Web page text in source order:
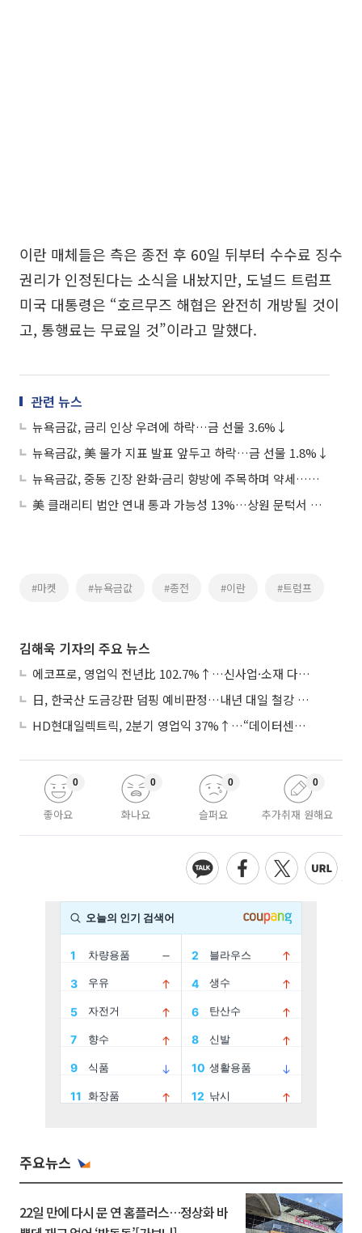
이란 매체들은 측은 종전 후 60일 뒤부터 수수료 징수
권리가 인정된다는 소식을 내놨지만, 도널드 트럼프
미국 대통령은 “호르무즈 해협은 완전히 개방될 것이
고, 통행료는 무료일 것”이라고 말했다.
관련 뉴스
뉴욕금값, 금리 인상 우려에 하락…금 선물 3.6%↓
뉴욕금값, 美 물가 지표 발표 앞두고 하락…금 선물 1.8%↓
뉴욕금값, 중동 긴장 완화·금리 향방에 주목하며 약세…금 선물 0.04%↓
美 클래리티 법안 연내 통과 가능성 13%…상원 문턱서 제동
#마켓 #뉴욕금값 #종전 #이란 #트럼프
김해욱 기자의 주요 뉴스
에코프로, 영업익 전년比 102.7%↑…신사업·소재 다각화 박차
日, 한국산 도금강판 덤핑 예비판정…내년 대일 철강 수출 ‘빨간불’
HD현대일렉트릭, 2분기 영업익 37%↑…“데이터센터 사업, 새로운 성장 축”
좋아요
0
화나요
0
슬퍼요
0
추가취재 원해요
0
주요뉴스
22일 만에 다시 문 연 홈플러스…정상화 바